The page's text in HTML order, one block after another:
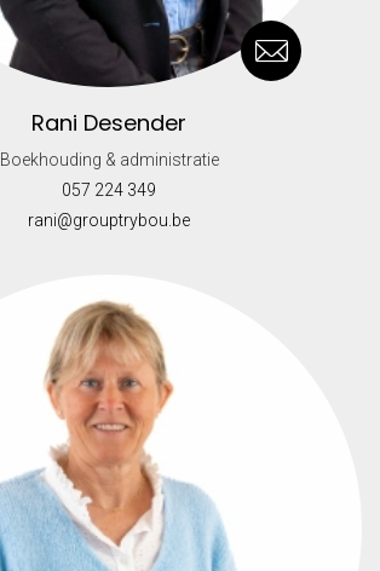
Rani Desender
Boekhouding & administratie
057 224 349
rani@grouptrybou.be